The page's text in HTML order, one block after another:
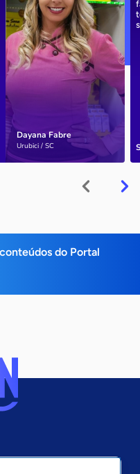
Dayana Fabre
Urubici / SC
do Portal